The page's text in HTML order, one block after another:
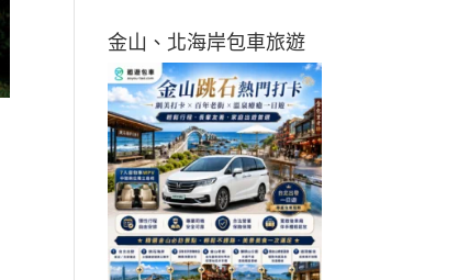
金山、北海岸包車旅遊